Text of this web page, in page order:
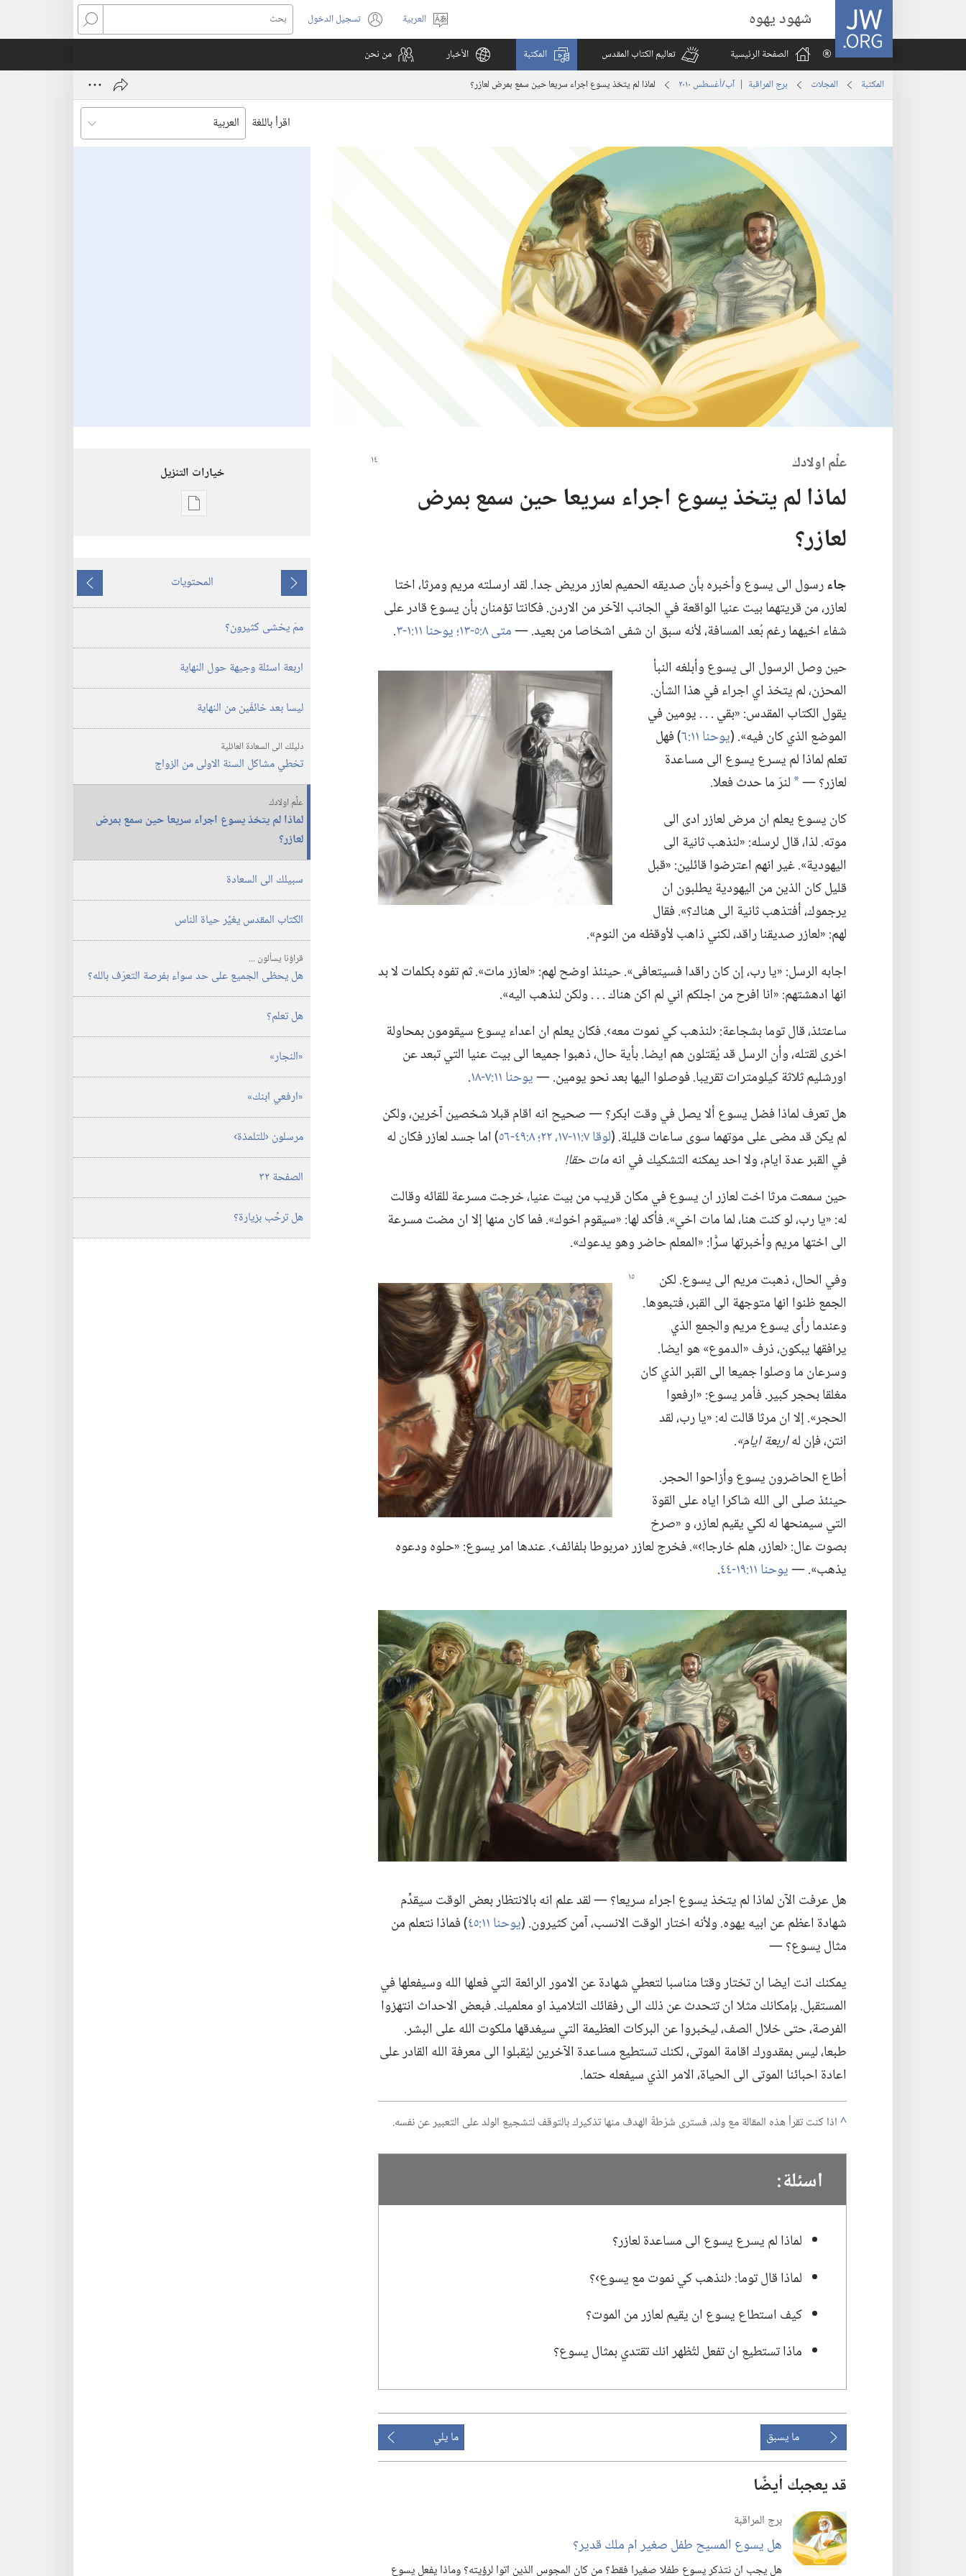
JW.ORG شهود يهوه
اختر
اللغة
العربية تسجيل الدخول
(يفتح
نافذة
بحث
الصفحة الرئيسية
تعاليم الكتاب المقدس المكتبة الأخبار من نحن
المكتبة المجلات برج المراقبة | ‏‎آب/أغسطس‏ ‏‎٢٠١٠‏ لماذا لم يتخذ يسوع اجراء سريعا حين سمع بمرض لعازر؟‏
اقرأ باللغة
علِّم اولادك
لماذا لم يتخذ يسوع اجراء سريعا حين سمع بمرض
لعازر؟‏
جاءرسول الى يسوع وأخبره بأن صديقه الحميم لعازر مريض جدا.‏ لقد ارسلته مريم ومرثا،‏ اختا
لعازر،‏ من قريتهما بيت عنيا الواقعة في الجانب الآخر من الاردن.‏ فكانتا تؤمنان بأن يسوع قادر على
شفاء اخيهما رغم بُعد المسافة،‏ لأنه سبق ان شفى اشخاصا من بعيد.‏ —‏متى ٨:‏٥-‏١٣؛‏ يوحنا ١١:‏١-‏٣
‏.‏
حين وصل الرسول الى يسوع وأبلغه النبأ
المحزن،‏ لم يتخذ اي اجراء في هذا الشأن.‏
يقول الكتاب المقدس:‏ «بقي .‏ .‏ .‏ يومين في
الموضع الذي كان فيه».‏ (‏يوحنا ١١:‏٦
‏)‏ فهل
تعلم لماذا لم يسرع يسوع الى مساعدة
لعازر؟‏ —‏* لنرَ ما حدث فعلا.‏
كان يسوع يعلم ان مرض لعازر ادى الى
موته.‏ لذا،‏ قال لرسله:‏ «لنذهب ثانية الى
اليهودية».‏ غير انهم اعترضوا قائلين:‏ «قبل
قليل كان الذين من اليهودية يطلبون ان
يرجموك،‏ أفتذهب ثانية الى هناك؟‏».‏ فقال
لهم:‏ «لعازر صديقنا راقد،‏ لكني ذاهب لأوقظه من النوم».‏
اجابه الرسل:‏ «يا رب،‏ إن كان راقدا فسيتعافى».‏ حينئذ اوضح لهم:‏ «لعازر مات».‏ ثم تفوه بكلمات لا بد
انها ادهشتهم:‏ «انا افرح من اجلكم اني لم اكن هناك .‏ .‏ .‏ ولكن لنذهب اليه».‏
ساعتئذ،‏ قال توما بشجاعة:‏ ‹لنذهب كي نموت معه›.‏ فكان يعلم ان اعداء يسوع سيقومون بمحاولة
اخرى لقتله،‏ وأن الرسل قد يُقتلون هم ايضا.‏ بأية حال،‏ ذهبوا جميعا الى بيت عنيا التي تبعد عن
اورشليم ثلاثة كيلومترات تقريبا.‏ فوصلوا اليها بعد نحو يومين.‏ —‏يوحنا ١١:‏٧-‏١٨
‏.‏
هل تعرف لماذا فضل يسوع ألا يصل في وقت ابكر؟‏ —‏ صحيح انه اقام قبلا شخصين آخرين،‏ ولكن
لم يكن قد مضى على موتهما سوى ساعات قليلة.‏ (‏لوقا ٧:‏١١-‏١٧،‏ ٨:‏٤٩-‏٥٦
‏)‏ اما جسد لعازر فكان له
في القبر عدة ايام،‏ ولا احد يمكنه التشكيك في انهمات حقا!‏
حين سمعت مرثا اخت لعازر ان يسوع في مكان قريب من بيت عنيا،‏ خرجت مسرعة للقائه وقالت
له:‏ «يا رب،‏ لو كنت هنا،‏ لما مات اخي».‏ فأكد لها:‏ «سيقوم اخوك».‏ فما كان منها إلا ان مضت مسرعة
الى اختها مريم وأخبرتها سرًّا:‏ «المعلم حاضر وهو يدعوك».‏
وفي الحال،‏ ذهبت مريم الى يسوع.‏ لكن
الجمع ظنوا انها متوجهة الى القبر،‏ فتبعوها.‏
وعندما رأى يسوع مريم والجمع الذي
يرافقها يبكون،‏ ذرف «الدموع» هو ايضا.‏
وسرعان ما وصلوا جميعا الى القبر الذي كان
مغلقا بحجر كبير.‏ فأمر يسوع:‏ «ارفعوا
الحجر».‏ إلا ان مرثا قالت له:‏ «يا رب،‏ لقد
انتن،‏ فإن لهاربعة ايام».‏
أطاع الحاضرون يسوع وأزاحوا الحجر.‏
حينئذ صلى الى الله شاكرا اياه على القوة
التي سيمنحها له لكي يقيم لعازر،‏ و «صرخ
بصوت عال:‏ ‹لعازر،‏ هلم خارجا!‏›».‏ فخرج لعازر ‹مربوطا بلفائف›.‏ عندها امر يسوع:‏ «حلوه ودعوه
يذهب».‏ —‏يوحنا ١١:‏١٩-‏٤٤ ‏.‏
هل عرفت الآن لماذا لم يتخذ يسوع اجراء سريعا؟‏ —‏ لقد علم انه بالانتظار بعض الوقت سيقدِّم
شهادة اعظم عن ابيه يهوه.‏ ولأنه اختار الوقت الانسب،‏ آمن كثيرون.‏ (‏يوحنا ١١:‏٤٥
‏)‏ فماذا نتعلم من
مثال يسوع؟‏ —‏
يمكنك انت ايضا ان تختار وقتا مناسبا لتعطي شهادة عن الامور الرائعة التي فعلها الله وسيفعلها في
المستقبل.‏ بإمكانك مثلا ان تتحدث عن ذلك الى رفقائك التلاميذ او معلميك.‏ فبعض الاحداث انتهزوا
الفرصة،‏ حتى خلال الصف،‏ ليخبروا عن البركات العظيمة التي سيغدقها ملكوت الله على البشر.‏
طبعا،‏ ليس بمقدورك اقامة الموتى،‏ لكنك تستطيع مساعدة الآخرين ليُقبلوا الى معرفة الله القادر على
اعادة احبائنا الموتى الى الحياة،‏ الامر الذي سيفعله حتما.‏
^اذا كنت تقرأ هذه المقالة مع ولد،‏ فسترى شَرْطةً الهدف منها تذكيرك بالتوقف لتشجيع الولد على التعبير عن نفسه.‏
اسئلة:‏
لماذا لم يسرع يسوع الى مساعدة لعازر؟‏
لماذا قال توما:‏ ‹لنذهب كي نموت مع يسوع›؟‏
كيف استطاع يسوع ان يقيم لعازر من الموت؟‏
ماذا تستطيع ان تفعل لتُظهر انك تقتدي بمثال يسوع؟‏
ما يسبق ما يلي
قد يعجبك أيضًا
برج المراقبة
هل يسوع المسيح طفل صغير ام ملك قدير؟‏
هل يجب ان نتذكر يسوع طفلا صغيرا فقط؟‏ من كان المجوس الذين اتوا لرؤيته؟‏ وماذا يفعل يسوع
خيارات التنزيل
خيارات
المراقبة
‏‎آب/
ما
يسبق
المحتويات
ما
يلي
ممّ يخشى كثيرون؟‏
اربعة اسئلة وجيهة حول النهاية
ليسا بعد خائفَين من النهاية
دليلك الى السعادة العائلية
تخطي مشاكل السنة الاولى من الزواج
علِّم اولادك
لماذا لم يتخذ يسوع اجراء سريعا حين سمع بمرض
لعازر؟‏
سبيلك الى السعادة
الكتاب المقدس يغيِّر حياة الناس
قراؤنا يسألون‏ ‏...
هل يحظى الجميع على حد سواء بفرصة التعرّف بالله؟‏
هل تعلم؟‏
‏«النجار»‏
‏«ارفعي ابنك»‏
مرسلون ‹للتلمذة›‏
الصفحة ٣٢
هل ترحِّب بزيارة؟‏